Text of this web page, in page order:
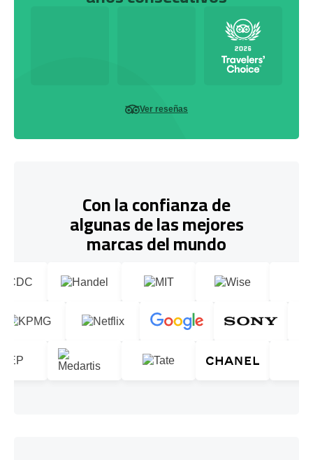
Ver reseñas
Con la confianza de
algunas de las mejores
marcas del mundo